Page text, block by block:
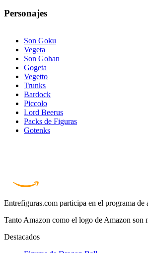
Personajes
Son Goku
Vegeta
Son Gohan
Gogeta
Vegetto
Trunks
Bardock
Piccolo
Lord Beerus
Packs de Figuras
Gotenks
Entrefiguras.com participa en el programa de
Tanto Amazon como el logo de Amazon son
Destacados